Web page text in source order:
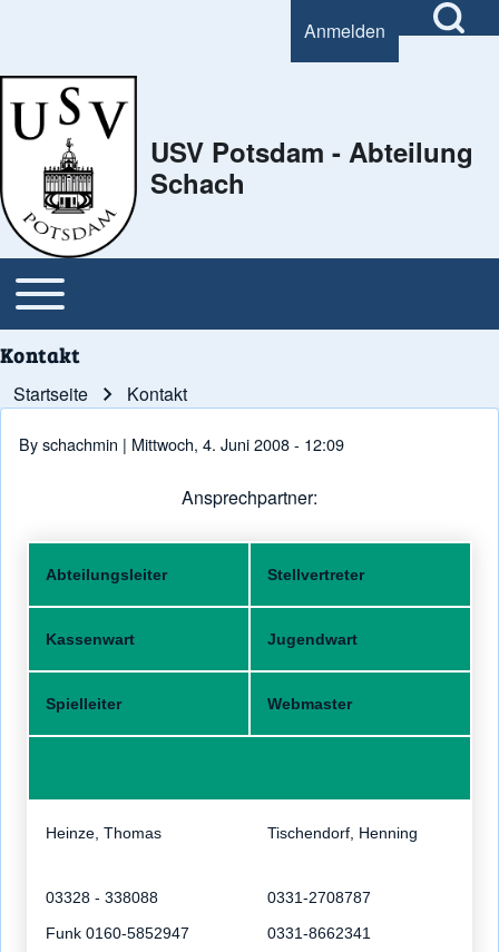
Close Search Block
Search
User account menu
Anmelden
USV Potsdam - Abteilung
Schach
Main navigation
Open or Close horizontal Main Menu
Kontakt
Pfadnavigation
Startseite Kontakt
Byschachmin | Mittwoch, 4. Juni 2008 - 12:09
Ansprechpartner:
Abteilungsleiter Stellvertreter
Kassenwart Jugendwart
Spielleiter Webmaster
Heinze, Thomas Tischendorf, Henning
03328 - 338088
Funk 0160-5852947
0331-2708787
0331-8662341